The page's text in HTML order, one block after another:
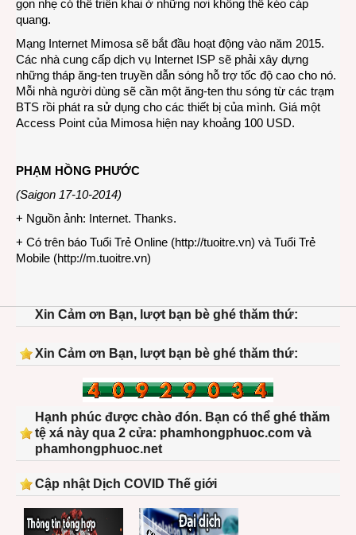
gọn nhẹ có thể triển khai ở những nơi không thể kéo cáp
quang.
Mạng Internet Mimosa sẽ bắt đầu hoạt động vào năm 2015.
Các nhà cung cấp dịch vụ Internet ISP sẽ phải xây dựng
những tháp ăng-ten truyền dẫn sóng hỗ trợ tốc độ cao cho nó.
Mỗi nhà người dùng sẽ cần một ăng-ten thu sóng từ các trạm
BTS rồi phát ra sử dụng cho các thiết bị của mình. Giá một
Access Point của Mimosa hiện nay khoảng 100 USD.
PHẠM HỒNG PHƯỚC
(Saigon 17-10-2014)
+ Nguồn ảnh: Internet. Thanks.
+ Có trên báo Tuổi Trẻ Online (http://tuoitre.vn) và Tuổi Trẻ
Mobile (http://m.tuoitre.vn)
Xin Cảm ơn Bạn, lượt bạn bè ghé thăm thứ:
Xin Cảm ơn Bạn, lượt bạn bè ghé thăm thứ:
Hạnh phúc được chào đón. Bạn có thể ghé thăm
tệ xá này qua 2 cửa: phamhongphuoc.com và
phamhongphuoc.net
Cập nhật Dịch COVID Thế giới